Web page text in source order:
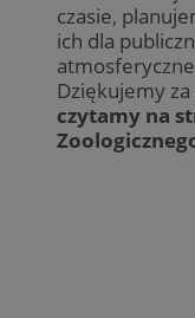
czasie,
ich dla
Dziękujemy
czytamy na